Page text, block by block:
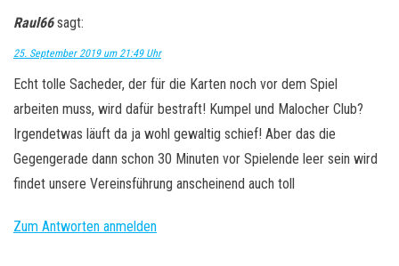
Raul66 sagt:
25. September 2019 um 21:49 Uhr
Echt tolle Sacheder, der für die Karten noch vor dem Spiel
arbeiten muss, wird dafür bestraft! Kumpel und Malocher Club?
Irgendetwas läuft da ja wohl gewaltig schief! Aber das die
Gegengerade dann schon 30 Minuten vor Spielende leer sein wird
findet unsere Vereinsführung anscheinend auch toll
Zum Antworten anmelden